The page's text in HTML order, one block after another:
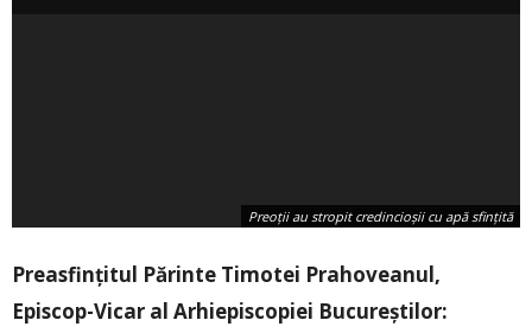
Preoții au stropit credincioșii cu apă sfințită
Preasfințitul Părinte Timotei Prahoveanul,
Episcop-Vicar al Arhiepiscopiei Bucureștilor: